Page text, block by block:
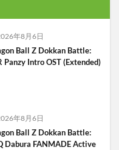
年8月6日
Ball Z Dokkan Battle:
Panzy Intro OST (Extended)
年8月6日
Ball Z Dokkan Battle:
Dabura FANMADE Active